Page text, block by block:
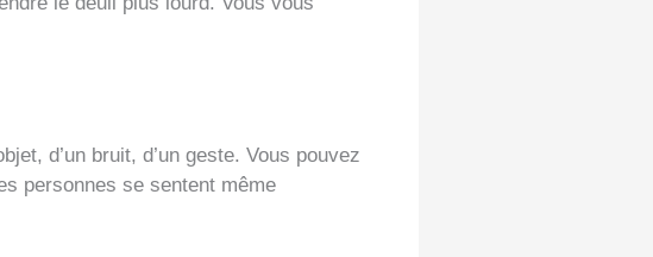
d’un bruit, d’un geste. Vous pouvez
personnes se sentent même